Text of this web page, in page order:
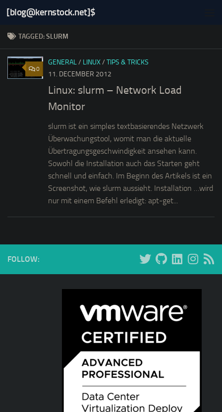
Skip to content
[blog@kernstock.net]$
TAGGED:SLURM
0
GENERAL/ LINUX/ TIPS & TRICKS
11. DECEMBER 2012
Linux: slurm – Network Load
Monitor
slurm ist ein simples textbasierendes Netzwerk
Überwachungstool, womit man die aktuelle
Übertragungsgeschwindigkeit ansehen kann.
Sowohl die Installation auch das Starten geht
schnell und einfach. Im Beginn des Artikels ist ein
Screenshot, wie slurm aussieht. Installation …wird
nur mit einem Befehl erledigt: apt-get...
FOLLOW: